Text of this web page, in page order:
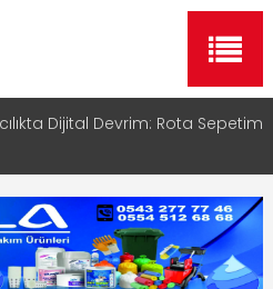
Dijital Devrim: Rota Sepetim
Bölge Müdürü Makam Koltuğunu
Çocuklara Bıraktı
ile Google ve Yapay Zeka
Aramalarında Öne Çıkın
Esnaf Rehberi Hizmete Girdi